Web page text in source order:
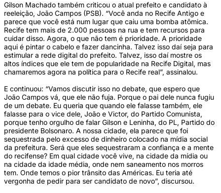
Gilson Machado também criticou o atual prefeito e candidato à
reeleição, João Campos (PSB). “Você anda no Recife Antigo e
parece que você está num lugar que caiu uma bomba atômica.
Recife tem mais de 2.000 pessoas na rua e tem recursos para
cuidar disso. Agora, o que não tem é prioridade. A prioridade
aqui é pintar o cabelo e fazer dancinha. Talvez isso daí seja para
estimular a rede digital do prefeito. Talvez, isso daí mostre os
altos índices que ele tem de popularidade na Recife Digital, mas
chamaremos agora na política para o Recife real”, assinalou.
E continuou: “Vamos discutir isso no debate, que espero que
João Campos vá, que ele não fuja. Porque o pai dele nunca fugiu
de um debate. Eu queria que quando ele falasse também, ele
falasse para o vice dele, João e Victor, do Partido Comunista,
porque tenho orgulho de falar Gilson e Leninha, do PL, Partido do
presidente Bolsonaro. A nossa cidade, ela parece que foi
sequestrada pelo excesso de dinheiro colocado na mídia social
da prefeitura. Será que eles sequestraram a confiança e a mente
do recifense? Em qual cidade você vive, na cidade da mídia ou
na cidade da idade média, onde nem saneamento nos morros
tem. Onde temos o pior trânsito das Américas. Eu teria até
vergonha de pedir para ser candidato de novo”, discursou.